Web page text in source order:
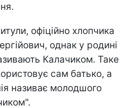
офіційно хлопчика
однак у родині
Калачиком. Таке
сам батько, а
називає молодшого